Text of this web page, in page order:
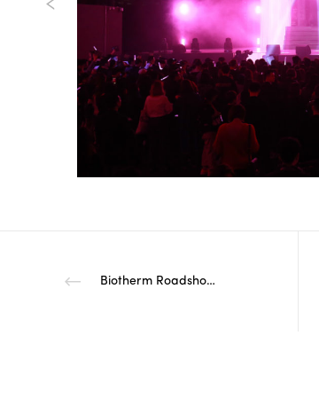
Biotherm Roadshow Shenyang